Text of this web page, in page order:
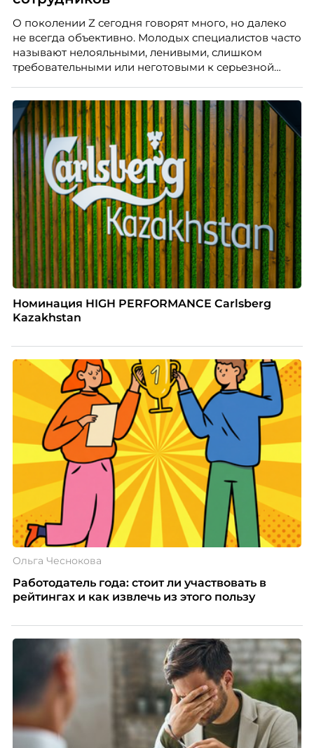
О поколении Z сегодня говорят много, но далеко
не всегда объективно. Молодых специалистов часто
называют нелояльными, ленивыми, слишком
требовательными или неготовыми к серьезной
кадровых ошибок. В этой статье Марина Ускова,
руководитель отдела подбора персонала
рекрутинговой компании, разбирает самые
распространенные мифы о зумерах и объясняет,
почему устаревшие представления мешают
бизнесу находить и удерживать сильных
сотрудников.
Номинация HIGH PERFORMANCE Carlsberg
Kazakhstan
Ольга Чеснокова
Работодатель года: стоит ли участвовать в
рейтингах и как извлечь из этого пользу